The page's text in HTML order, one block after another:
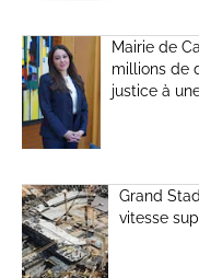
Mairie de
millions de
justice à
Grand
vitesse